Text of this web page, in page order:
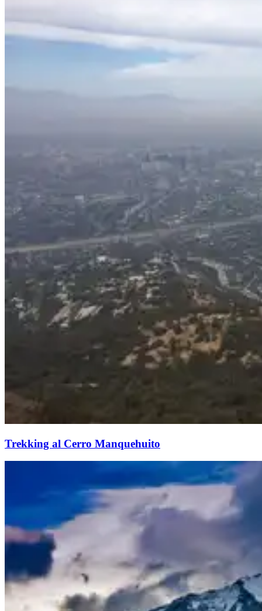
Trekking al Cerro Manquehuito